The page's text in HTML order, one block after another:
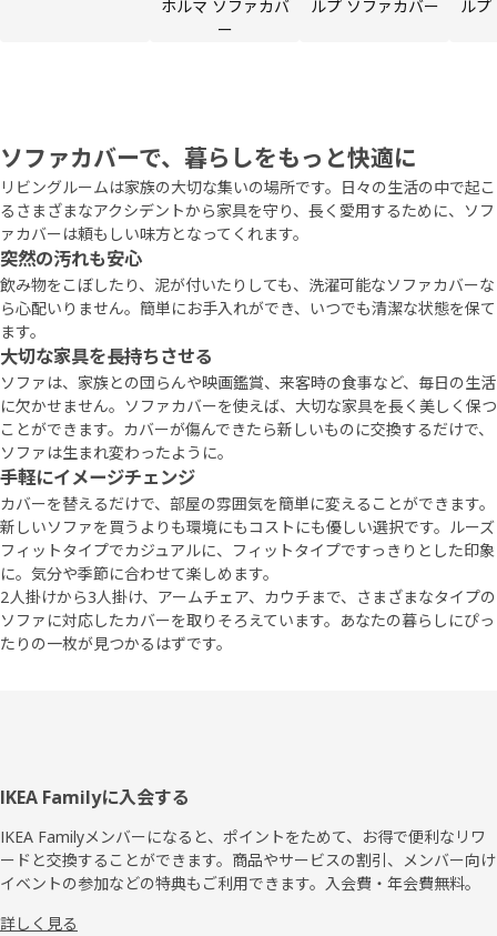
ホルマ ソファカバ
ー
ルプ ソファカバー
ルプ
ソファカバーで、暮らしをもっと快適に
リビングルームは家族の大切な集いの場所です。日々の生活の中で起こ
るさまざまなアクシデントから家具を守り、長く愛用するために、ソフ
ァカバーは頼もしい味方となってくれます。
突然の汚れも安心
飲み物をこぼしたり、泥が付いたりしても、洗濯可能なソファカバーな
ら心配いりません。簡単にお手入れができ、いつでも清潔な状態を保て
ます。
大切な家具を長持ちさせる
ソファは、家族との団らんや映画鑑賞、来客時の食事など、毎日の生活
に欠かせません。ソファカバーを使えば、大切な家具を長く美しく保つ
ことができます。カバーが傷んできたら新しいものに交換するだけで、
ソファは生まれ変わったように。
手軽にイメージチェンジ
カバーを替えるだけで、部屋の雰囲気を簡単に変えることができます。
新しいソファを買うよりも環境にもコストにも優しい選択です。ルーズ
フィットタイプでカジュアルに、フィットタイプですっきりとした印象
に。気分や季節に合わせて楽しめます。
2人掛けから3人掛け、アームチェア、カウチまで、さまざまなタイプの
ソファに対応したカバーを取りそろえています。あなたの暮らしにぴっ
たりの一枚が見つかるはずです。
フ
ッ
タ
IKEA Familyに入会する
IKEA Familyメンバーになると、ポイントをためて、お得で便利なリワ
ードと交換することができます。商品やサービスの割引、メンバー向け
イベントの参加などの特典もご利用できます。入会費・年会費無料。
詳しく見る